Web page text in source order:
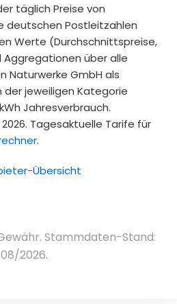
täglich Preise von
deutschen Postleitzahlen
Werte (Durchschnittspreise,
über alle
Naturwerke GmbH als
jeweiligen Kategorie
Jahresverbrauch.
Tagesaktuelle Tarife für
.
Übersicht
Stammdaten-Stand:
08/2026.